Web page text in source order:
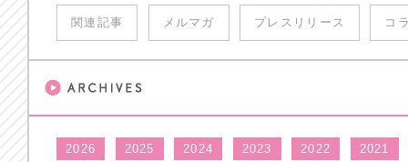
関連記事 メルマガ プレスリリース コ
2026 2025 2024 2023 2022 2021